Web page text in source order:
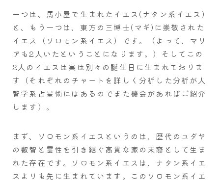
一つは、馬小屋で生まれたイエス(ナタン系イエス)
と、もう一つは、東方の三博士(マギ)に崇敬された
イエス（ソロモン系イエス）です。（よって、マリ
アも2人いたということになります。）そしてこの
2人のイエスは実は別々の誕生日に生まれておりま
す（それぞれのチャートを詳しく分析した分析が人
智学系占星術にはあるのでまた機会があればご紹介
します）。
まず、ソロモン系イエスというのは、歴代のユダヤ
の叡智と霊性を引き継ぐ高貴な家の末裔として生ま
れた存在です。ソロモン系イエスは、ナタン系イエ
スよりも先に生まれています。このソロモン系イエ